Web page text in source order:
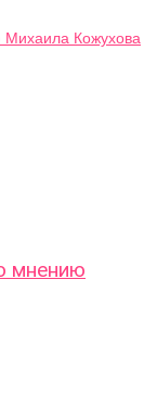
мнению